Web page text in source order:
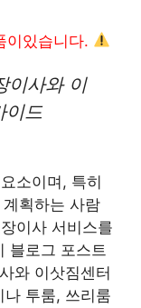
이있습니다.
이사와 이
이드
소이며, 특히
획하는 사람
이사 서비스를
블로그 포스트
와 이삿짐센터
투룸, 쓰리룸